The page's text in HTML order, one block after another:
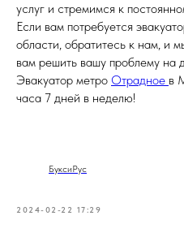
услуг и стремимся к
Если вам потребуется
области, обратитесь к нам, и
вам решить вашу проблему на
Эвакуатор метро Отрадное в
часа 7 дней в неделю!
БуксиРус
2024-02-22 17:29